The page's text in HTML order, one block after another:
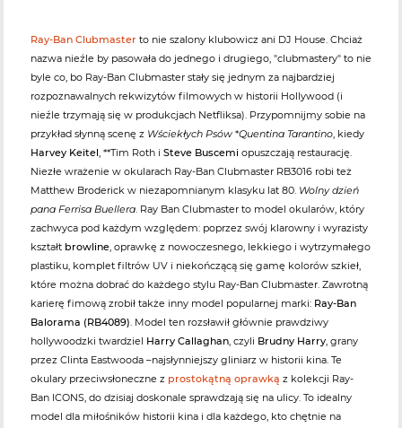
Ray-Ban Clubmaster to nie szalony klubowicz ani DJ House. Chciaż
nazwa nieźle by pasowała do jednego i drugiego, "clubmastery" to nie
byle co, bo Ray-Ban Clubmaster stały się jednym za najbardziej
rozpoznawalnych rekwizytów filmowych w historii Hollywood (i
nieźle trzymają się w produkcjach Netfliksa). Przypomnijmy sobie na
przykład słynną scenę z Wściekłych Psów *Quentina Tarantino, kiedy
Harvey Keitel, **Tim Roth i Steve Buscemi opuszczają restaurację.
Niezłe wrażenie w okularach Ray-Ban Clubmaster RB3016 robi też
Matthew Broderick w niezapomnianym klasyku lat 80. Wolny dzień
pana Ferrisa Buellera. Ray Ban Clubmaster to model okularów, który
zachwyca pod każdym względem: poprzez swój klarowny i wyrazisty
kształt browline, oprawkę z nowoczesnego, lekkiego i wytrzymałego
plastiku, komplet filtrów UV i niekończącą się gamę kolorów szkieł,
które można dobrać do każdego stylu Ray-Ban Clubmaster. Zawrotną
karierę fimową zrobił także inny model popularnej marki: Ray-Ban
Balorama (RB4089). Model ten rozsławił głównie prawdziwy
hollywoodzki twardziel Harry Callaghan, czyli Brudny Harry, grany
przez Clinta Eastwooda –najsłynniejszy gliniarz w historii kina. Te
okulary przeciwsłoneczne z prostokątną oprawką z kolekcji Ray-
Ban ICONS, do dzisiaj doskonale sprawdzają się na ulicy. To idealny
model dla miłośników historii kina i dla każdego, kto chętnie na